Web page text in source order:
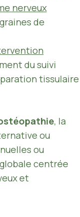
nerveux
de
du suivi
tissulaire
, la
ou
ou
centrée
et